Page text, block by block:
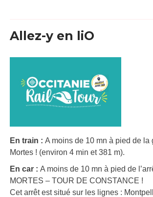
Allez-y en liO
En train : A moins de 10 mn à pied de la
Mortes ! (environ 4 min et 381 m).
En car : A moins de 10 mn à pied de
MORTES – TOUR DE CONSTANCE !
Cet arrêt est situé sur les lignes :